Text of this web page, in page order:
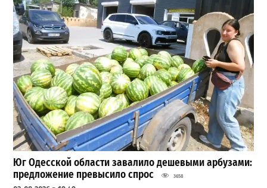
Юг Одесской области завалило дешевыми арбузами:
предложение превысило спрос
3658